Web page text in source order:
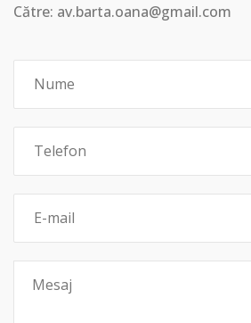
Către: av.barta.oana@gmail.com